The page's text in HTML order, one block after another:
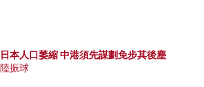
日本人口萎縮 中港須先謀劃免步其後塵
陸振球